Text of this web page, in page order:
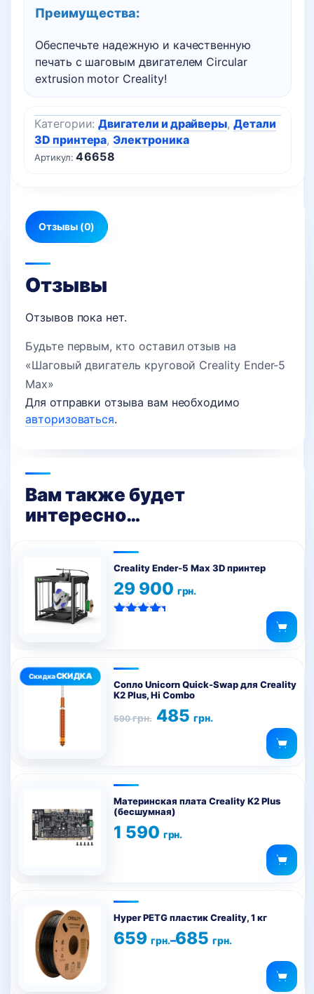
Преимущества:
Обеспечьте надежную и качественную
печать с шаговым двигателем Circular
extrusion motor Creality!
Артикул:46658
Категории:Двигатели и драйверы,Детали
3D принтера,Электроника
Отзывы (0)
Отзывы
Отзывов пока нет.
Будьте первым, кто оставил отзыв на
«Шаговый двигатель круговой Creality Ender-5
Max»
Для отправки отзыва вам необходимо
авторизоваться.
Вам также будет
интересно…
Creality Ender-5 Max 3D принтер
29 900 грн.
Сопло Unicorn Quick-Swap для Creality
K2 Plus, Hi Combo
590грн.
Первоначальная
цена
485грн.
Текущая
цена:
Этот
товар
несколько
вариаций.
странице
товара.
Материнская плата Creality K2 Plus
(бесшумная)
1 590 грн.
Hyper PETG пластик Creality, 1 кг
659 грн.–685грн.
Диапазон
цен:
товар
имеет
несколько
вариаций.